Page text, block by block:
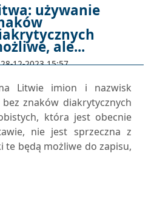
używanie
ale...
12-2023 15:57
Litwie imion i nazwisk
znaków diakrytycznych
która jest obecnie
nie jest sprzeczna z
te będą możliwe do zapisu,